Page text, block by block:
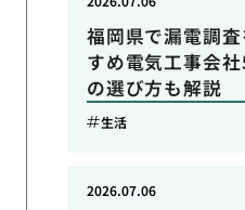
福岡県で漏電調
すめ電気工事会
の選び方も解説
生活
2026.07.06